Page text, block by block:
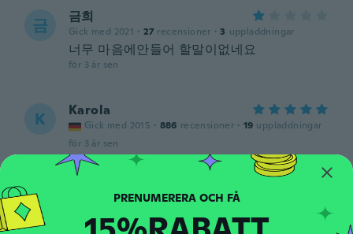
금 금희
Gick med 2021 · 27 recensioner · 3 uppladdningar
너무 마음에안들어 할말이없네요
för 3 år sen
K Karola
Gick med 2015 · 886 recensioner · 19 uppladdningar
för 3 år sen
A Gick med 2017 · 48 recensioner
för 3 år sen
PRENUMERERA OCH FÅ